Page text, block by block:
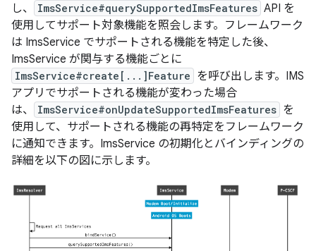
し、
ImsService#querySupportedImsFeatures API を
使用してサポート対象機能を照会します。フレームワーク
は ImsService でサポートされる機能を特定した後、
ImsService が関与する機能ごとに
ImsService#create[...]Feature を呼び出します。IMS
アプリでサポートされる機能が変わった場合
は、
ImsService#onUpdateSupportedImsFeatures を
使用して、サポートされる機能の再特定をフレームワーク
に通知できます。ImsService の初期化とバインディングの
詳細を以下の図に示します。